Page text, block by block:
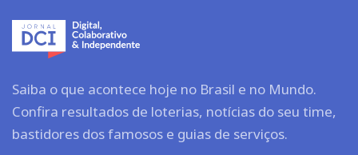
Saiba o que acontece hoje no Brasil e no Mundo.
Confira resultados de loterias, notícias do seu time,
bastidores dos famosos e guias de serviços.